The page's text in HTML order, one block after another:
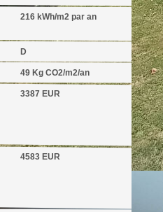
216 kWh/m2 par an
D
49 Kg CO2/m2/an
3387 EUR
4583 EUR